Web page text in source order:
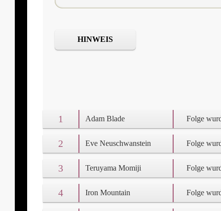
HINWEIS
1 Adam Blade Folge
2 Eve Neuschwanstein Folge
3 Teruyama Momiji Folge
4 Iron Mountain Folge